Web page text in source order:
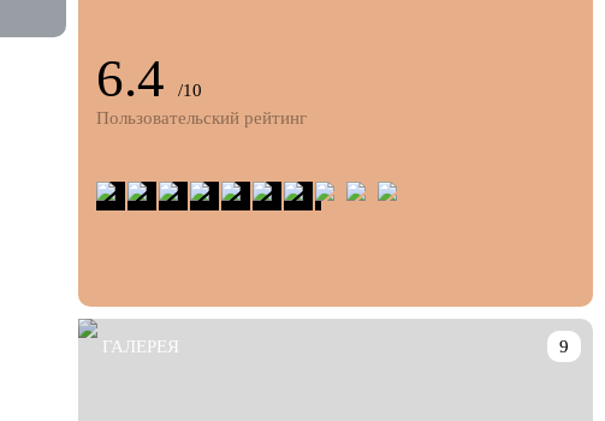
6.4
/10
Пользовательский рейтинг
ГАЛЕРЕЯ 9